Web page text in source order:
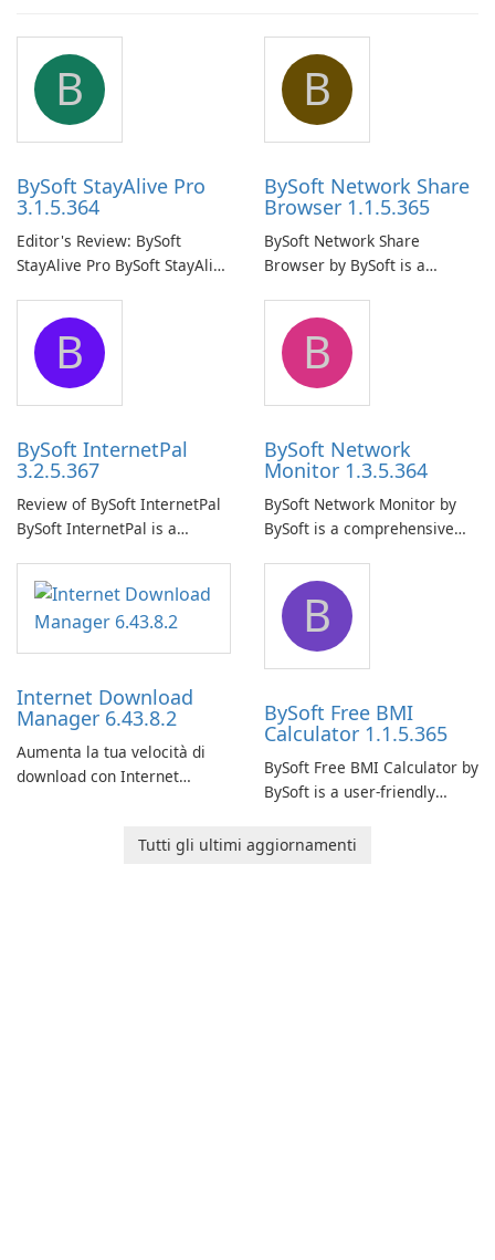
B
BySoft StayAlive Pro
3.1.5.364
Editor's Review: BySoft
StayAlive Pro BySoft StayAlive
application designed to
ensure the continuous and
uninterrupted operation of
your computer system.
B
BySoft Network Share
Browser 1.1.5.365
BySoft Network Share
Browser by BySoft is a
application that allows users
to easily browse and manage
shared folders on their
network.
B
BySoft InternetPal
3.2.5.367
Review of BySoft InternetPal
BySoft InternetPal is a
application designed to
monitor your internet
connection and provide real-
time insights into its
B
BySoft Network
Monitor 1.3.5.364
BySoft Network Monitor by
BySoft is a comprehensive
designed to help businesses
effectively manage their
network infrastructure.
Internet Download
Manager 6.43.8.2
Aumenta la tua velocità di
download con Internet
B
BySoft Free BMI
Calculator 1.1.5.365
BySoft Free BMI Calculator by
BySoft is a user-friendly
designed to help you
Tutti gli ultimi aggiornamenti